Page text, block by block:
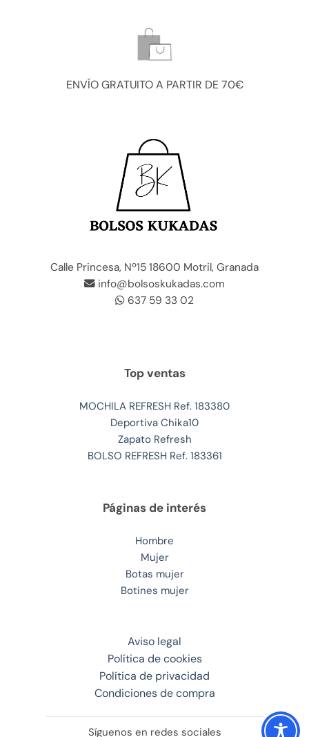
ENVÍO GRATUITO A PARTIR DE 70€
Calle Princesa, Nº15 18600 Motril, Granada
info@bolsoskukadas.com
637 59 33 02
Top ventas
MOCHILA REFRESH Ref. 183380
Deportiva Chika10
Zapato Refresh
BOLSO REFRESH Ref. 183361
Páginas de interés
Hombre
Mujer
Botas mujer
Botines mujer
Aviso legal
Política de cookies
Política de privacidad
Condiciones de compra
Síguenos en redes sociales